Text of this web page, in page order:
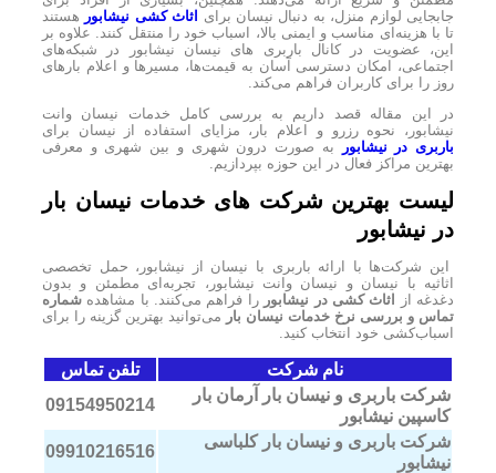
جابجایی لوازم منزل، به دنبال نیسان برای اثاث کشی نیشابورهستند
تا با هزینه‌ای مناسب و ایمنی بالا، اسباب خود را منتقل کنند. علاوه بر
این، عضویت در کانال باربری های نیسان نیشابور در شبکه‌های
اجتماعی، امکان دسترسی آسان به قیمت‌ها، مسیرها و اعلام بارهای
روز را برای کاربران فراهم می‌کند.
در این مقاله قصد داریم به بررسی کامل خدمات نیسان وانت
نیشابور، نحوه رزرو و اعلام بار، مزایای استفاده از نیسان برای
باربری در نیشابوربه صورت درون شهری و بین شهری و معرفی
بهترین مراکز فعال در این حوزه بپردازیم.
لیست بهترین شرکت های خدمات نیسان بار
در نیشابور
این شرکت‌ها با ارائه باربری با نیسان از نیشابور، حمل تخصصی
اثاثیه با نیسان و نیسان وانت نیشابور، تجربه‌ای مطمئن و بدون
دغدغه ازاثاث کشی در نیشابوررا فراهم می‌کنند. با مشاهدهشماره
تماس و بررسی نرخ خدمات نیسان بار می‌توانید بهترین گزینه را برای
اسباب‌کشی خود انتخاب کنید.
نام شرکت
تلفن تماس
شرکت باربری و نیسان بار آرمان بار
کاسپین نیشابور
09154950214
شرکت باربری و نیسان بار کلباسی
نیشابور
09910216516